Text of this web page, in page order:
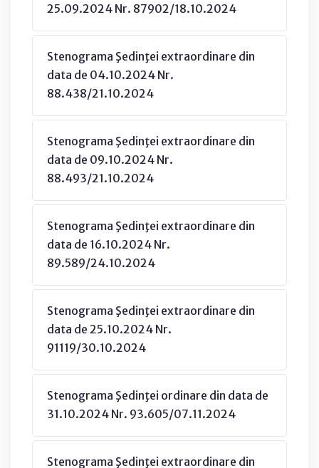
25.09.2024 Nr. 87902/18.10.2024
Stenograma Şedinţei extraordinare din
data de 04.10.2024 Nr.
88.438/21.10.2024
Stenograma Şedinţei extraordinare din
data de 09.10.2024 Nr.
88.493/21.10.2024
Stenograma Şedinţei extraordinare din
data de 16.10.2024 Nr.
89.589/24.10.2024
Stenograma Şedinţei extraordinare din
data de 25.10.2024 Nr.
91119/30.10.2024
Stenograma Şedinţei ordinare din data de
31.10.2024 Nr. 93.605/07.11.2024
Stenograma Şedinţei extraordinare din